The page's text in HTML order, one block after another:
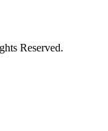
Reserved.